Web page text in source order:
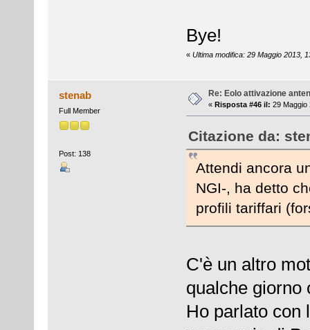
Bye!
« Ultima modifica: 29 Maggio 2013,
stenab
Full Member
Post: 138
Re: Eolo attivazione
« Risposta #46 il: 29 Maggio
Citazione da:
Attendi ancora
NGI-, ha detto
profili tariffari
C'è un altro
qualche
Ho parlato con